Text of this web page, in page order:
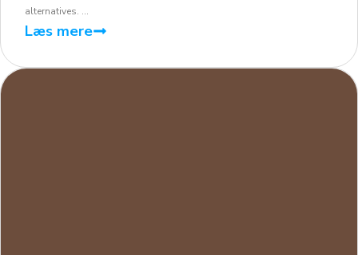
alternatives. ...
Læs mere